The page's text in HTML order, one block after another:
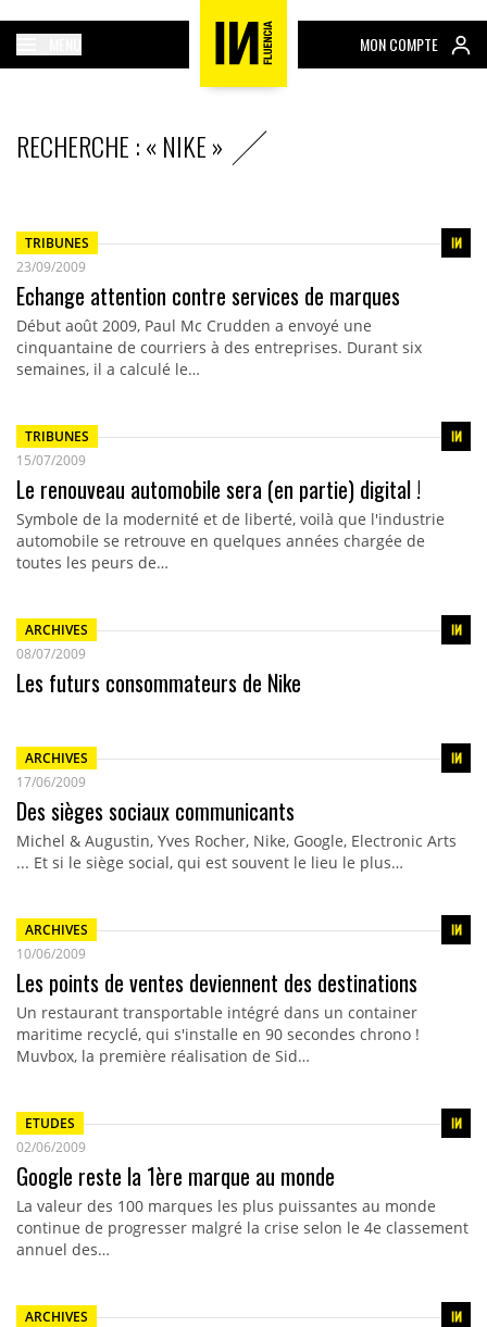
MON COMPTE
RECHERCHE : « NIKE »
TRIBUNES
23/09/2009
Echange attention contre services de marques
Début août 2009, Paul Mc Crudden a envoyé une
cinquantaine de courriers à des entreprises. Durant six
semaines, il a calculé le…
TRIBUNES
15/07/2009
Le renouveau automobile sera (en partie) digital !
Symbole de la modernité et de liberté, voilà que l'industrie
automobile se retrouve en quelques années chargée de
toutes les peurs de…
ARCHIVES
08/07/2009
Les futurs consommateurs de Nike
ARCHIVES
17/06/2009
Des sièges sociaux communicants
Michel & Augustin, Yves Rocher, Nike, Google, Electronic Arts
... Et si le siège social, qui est souvent le lieu le plus…
ARCHIVES
10/06/2009
Les points de ventes deviennent des destinations
Un restaurant transportable intégré dans un container
maritime recyclé, qui s'installe en 90 secondes chrono !
Muvbox, la première réalisation de Sid…
ETUDES
02/06/2009
Google reste la 1ère marque au monde
La valeur des 100 marques les plus puissantes au monde
continue de progresser malgré la crise selon le 4e classement
annuel des…
ARCHIVES